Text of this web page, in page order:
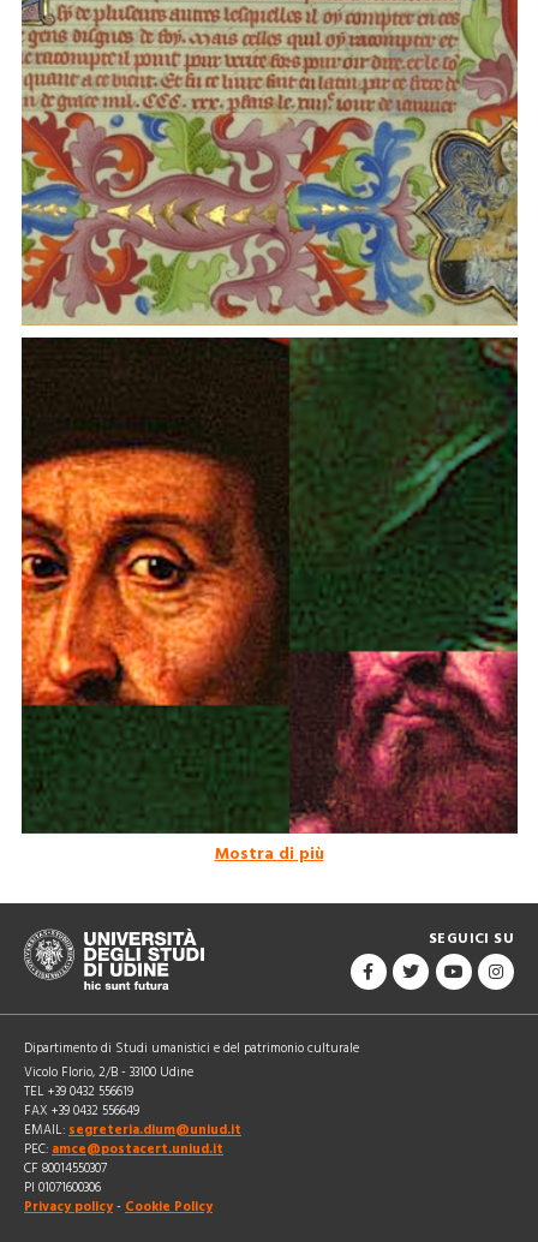
I volgarizzamenti italiani della Relatio de mirabilibus
orientalium Tatarorum
Il carteggio di Lorenzo e Filippo Strozzi nel fondo
Mostra di più
SEGUICI SU
Dipartimento di Studi umanistici e del patrimonio culturale
Vicolo Florio, 2/B - 33100 Udine
TEL +39 0432 556619
FAX +39 0432 556649
EMAIL: segreteria.dium@uniud.it
PEC: amce@postacert.uniud.it
CF 80014550307
PI 01071600306
Privacy policy - Cookie Policy